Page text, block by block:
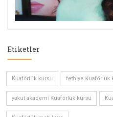
Etiketler
Kuaförlük kursu fethiye Kuaförlük
yakut akademi Kuaförlük kursu